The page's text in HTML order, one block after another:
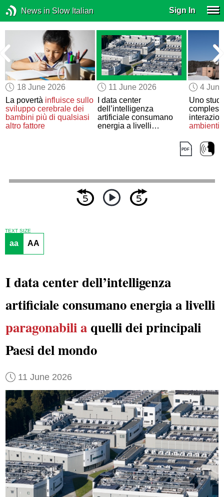
News in Slow Italian Sign In
18 June 2026
La povertà influisce sullo
sviluppo cerebrale dei
bambini più di qualsiasi
altro fattore
11 June 2026
I data center
dell’intelligenza
artificiale consumano
energia a livelli
4
Uno
ambienti
TEXT SIZE
aa AA
I data center dell’intelligenza
artificiale consumano energia a livelli
paragonabili aquelli dei principali
Paesi del mondo
11 June 2026